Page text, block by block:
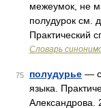
межеумок, не
полудурок см.
Практический
Словарь
75 полудурье —
языка.
Александрова.